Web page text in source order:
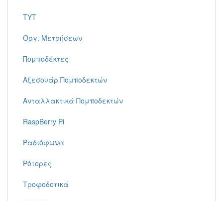
TYT
Όργ. Μετρήσεων
Πομποδέκτες
Αξεσουάρ Πομποδεκτών
Ανταλλακτικά Πομποδεκτών
RaspBerry Pi
Ραδιόφωνα
Ρότορες
Τροφοδοτικά